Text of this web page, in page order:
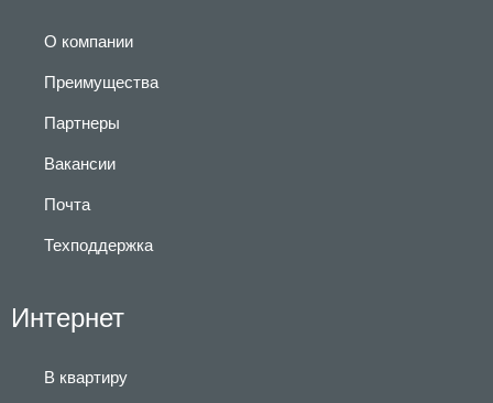
О компании
Преимущества
Партнеры
Вакансии
Почта
Техподдержка
Интернет
В квартиру